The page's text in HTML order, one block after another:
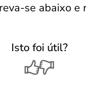
se abaixo e
Isto foi útil?